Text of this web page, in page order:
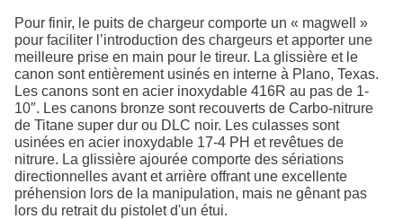
Pour finir, le puits de chargeur comporte un « magwell »
pour faciliter l’introduction des chargeurs et apporter une
meilleure prise en main pour le tireur. La glissière et le
canon sont entièrement usinés en interne à Plano, Texas.
Les canons sont en acier inoxydable 416R au pas de 1-
10″. Les canons bronze sont recouverts de Carbo-nitrure
de Titane super dur ou DLC noir. Les culasses sont
usinées en acier inoxydable 17-4 PH et revêtues de
nitrure. La glissière ajourée comporte des sériations
directionnelles avant et arrière offrant une excellente
préhension lors de la manipulation, mais ne gênant pas
lors du retrait du pistolet d'un étui.